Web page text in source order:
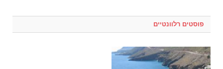
פוסטים רלוונטיים